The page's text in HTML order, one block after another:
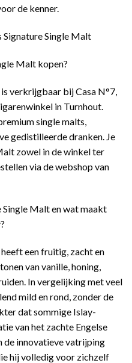
de kenner.
Signature Single Malt
Malt kopen?
verkrijgbaar bij Casa N°7,
in Turnhout.
single malts,
gedistilleerde dranken. Je
zowel in de winkel ter
via de webshop van
Single Malt en wat maakt
een fruitig, zacht en
van vanille, honing,
In vergelijking met veel
mild en rond, zonder de
dat sommige Islay-
van het zachte Engelse
de innovatieve vatrijping
hij volledig voor zichzelf